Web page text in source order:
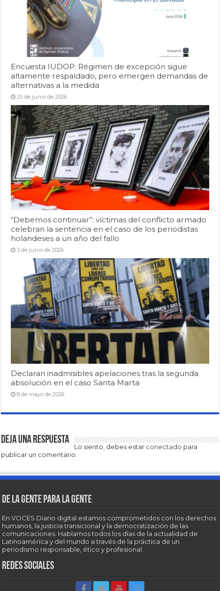
Encuesta IUDOP: Régimen de excepción sigue
altamente respaldado, pero emergen demandas de
alternativas a la medida
25 de junio de 2026
“Debemos continuar”: víctimas del conflicto armado
celebran la sentencia en el caso de los periodistas
holandeses a un año del fallo
3 de junio de 2026
Declaran inadmisibles apelaciones tras la segunda
absolución en el caso Santa Marta
8 de mayo de 2026
Deja una respuesta
Lo siento, debes estar conectado para
publicar un comentario.
De la gente para la gente
En VOCES Diario digital estamos comprometidos con los derechos
humanos, la justicia transicional y la democratización de las
comunicaciones. Hablamos todos los días de la actualidad de
Latinoamérica y del mundo a través de la práctica de un
periodismo responsable, ético y profesional.
Redes sociales